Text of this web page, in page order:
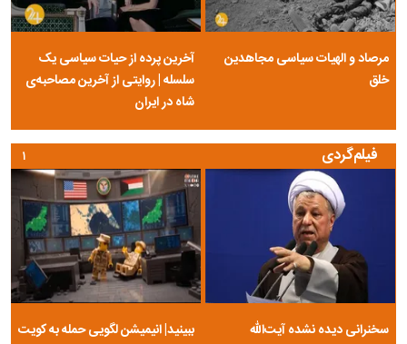
مرصاد و الهیات سیاسی مجاهدین
خلق
آخرین پرده از حیات سیاسی یک
سلسله | روایتی از آخرین مصاحبه‌ی
شاه در ایران
فیلم‌گردی
سخنرانی دیده نشده آیت‌الله
ببینید| انیمیشن لگویی حمله به کویت
۱